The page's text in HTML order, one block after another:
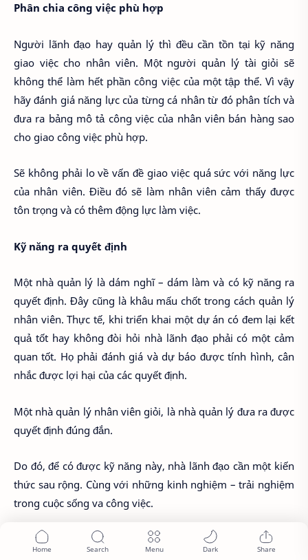
Phân chia công việc phù hợp
Người lãnh đạo hay quản lý thì đều cần tồn tại kỹ năng
giao việc cho nhân viên. Một người quản lý tài giỏi sẽ
không thể làm hết phần công việc của một tập thể. Vì vậy
hãy đánh giá năng lực của từng cá nhân từ đó phân tích và
đưa ra bảng mô tả công việc của nhân viên bán hàng sao
cho giao công việc phù hợp.
Sẽ không phải lo về vấn đề giao việc quá sức với năng lực
của nhân viên. Điều đó sẽ làm nhân viên cảm thấy được
tôn trọng và có thêm động lực làm việc.
Kỹ năng ra quyết định
Một nhà quản lý là dám nghĩ – dám làm và có kỹ năng ra
quyết định. Đây cũng là khâu mấu chốt trong cách quản lý
nhân viên. Thực tế, khi triển khai một dự án có đem lại kết
quả tốt hay không đòi hỏi nhà lãnh đạo phải có một cảm
quan tốt. Họ phải đánh giá và dự báo được tính hình, cân
nhắc được lợi hại của các quyết định.
Một nhà quản lý nhân viên giỏi, là nhà quản lý đưa ra được
quyết định đúng đắn.
Do đó, để có được kỹ năng này, nhà lãnh đạo cần một kiến
thức sau rộng. Cùng với những kinh nghiệm – trải nghiệm
trong cuộc sống va công việc.